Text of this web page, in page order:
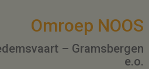
Omroep NOOS
– Gramsbergen
e.o.